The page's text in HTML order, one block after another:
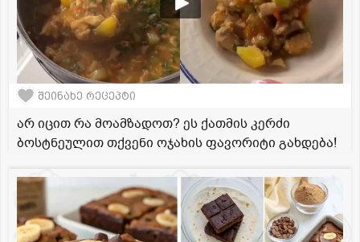
შეინახე რეცეპტი
არ იცით რა მოამზადოთ? ეს ქათმის კერძი
ბოსტნეულით თქვენი ოჯახის ფავორიტი გახდება!